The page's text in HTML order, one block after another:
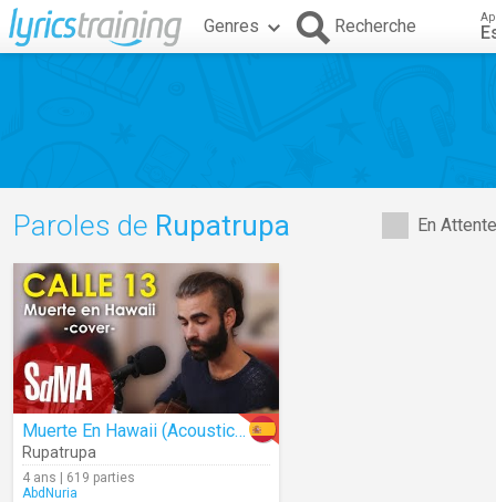
Genres Recherche
En
Paroles de Rupatrupa
Muerte En Hawaii (Acoustic)(Cover)
Rupatrupa
4 ans | 619 parties
AbdNuria